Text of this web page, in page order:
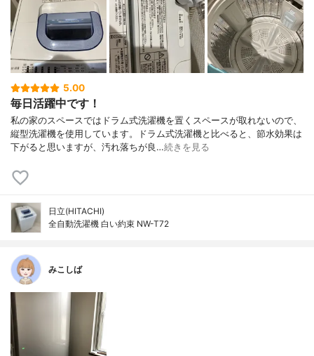
5.00
毎日活躍中です！
私の家のスペースではドラム式洗濯機を置くスペースが取れないので、
縦型洗濯機を使用しています。ドラム式洗濯機と比べると、節水効果は
下がると思いますが、汚れ落ちが良…続きを見る
日立(HITACHI)
全自動洗濯機 白い約束 NW-T72
みこしば